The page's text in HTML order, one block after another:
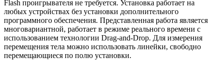
Flash проигрывателя не требуется. Установка работает на
любых устройствах без установки дополнительного
программного обеспечения. Представленная работа является
многовариантной, работает в режиме реального времени с
использованием технологии Drag-and-Drop. Для измерения
перемещения тела можно использовать линейки, свободно
перемещающиеся по полю установки.